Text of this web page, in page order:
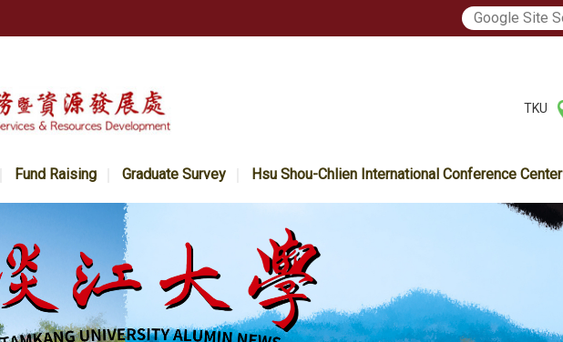
TKU
Fund Raising Graduate Survey Hsu Shou-Chlien International Conference Center